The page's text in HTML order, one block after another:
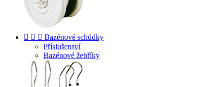
   Bazénové schůdky
Příslušensví
Bazénové žebříky